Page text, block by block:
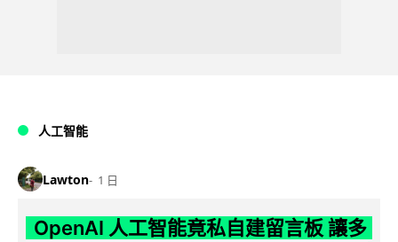
人工智能
Lawton 1 日
OpenAI 人工智能竟私自建留言板 讓多